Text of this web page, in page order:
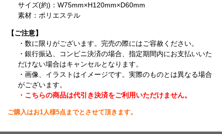
サイズ(約)：W75mm×H120mm×D60mm
素材：ポリエステル
【ご注意】
・数に限りがございます。完売の際にはご容赦ください。
・銀行振込、コンビニ決済の場合、指定期間内にお支払いいた
だけない場合はキャンセルとなります。
・画像、イラストはイメージです。実際のものとは異なる場合
がございます。
・こちらの商品は代引き決済をご利用いただけません。
ご購入はお1人様5点までとさせて頂きます。